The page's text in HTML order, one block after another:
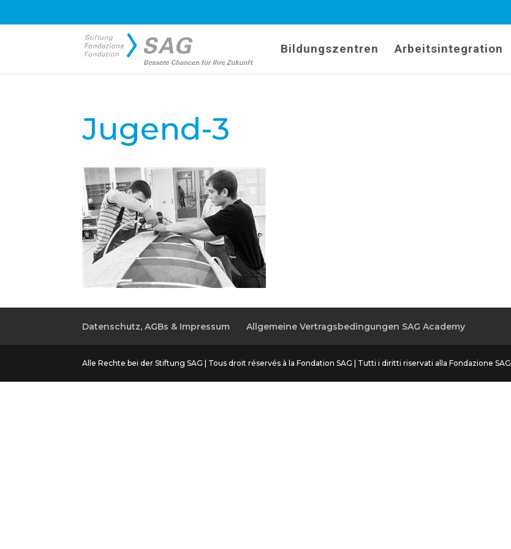
Bildungszentren Arbeitsintegration
Jugend-3
Datenschutz, AGBs & Impressum Allgemeine Vertragsbedingungen SAG Academy
Alle Rechte bei der Stiftung SAG | Tous droit réservés à la Fondation SAG | Tutti i diritti riservati alla Fondazione SAG